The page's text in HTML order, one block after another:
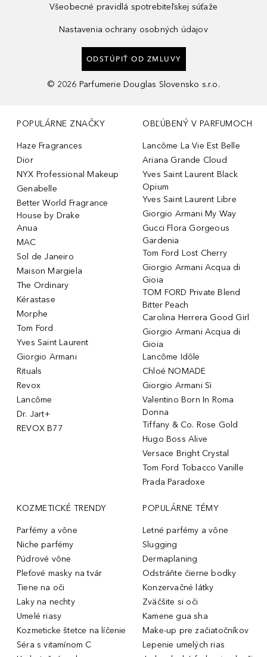
Všeobecné pravidlá spotrebiteľskej súťaže
Nastavenia ochrany osobných údajov
ODSTÚPIŤ OD ZMLUVY
© 2026 Parfumerie Douglas Slovensko s.r.o.
POPULÁRNE ZNAČKY
Haze Fragrances
Dior
NYX Professional Makeup
Genabelle
Better World Fragrance
House by Drake
Anua
MAC
Sol de Janeiro
Maison Margiela
The Ordinary
Kérastase
Morphe
Tom Ford
Yves Saint Laurent
Giorgio Armani
Rituals
Revox
Lancôme
Dr. Jart+
REVOX B77
OBĽÚBENÝ V PARFUMOCH
Lancôme La Vie Est Belle
Ariana Grande Cloud
Yves Saint Laurent Black
Opium
Yves Saint Laurent Libre
Giorgio Armani My Way
Gucci Flora Gorgeous
Gardenia
Tom Ford Lost Cherry
Giorgio Armani Acqua di
Gioia
TOM FORD Private Blend
Bitter Peach
Carolina Herrera Good Girl
Giorgio Armani Acqua di
Gioia
Lancôme Idôle
Chloé NOMADE
Giorgio Armani Sì
Valentino Born In Roma
Donna
Tiffany & Co. Rose Gold
Hugo Boss Alive
Versace Bright Crystal
Tom Ford Tobacco Vanille
Prada Paradoxe
KOZMETICKÉ TRENDY
Parfémy a vône
Niche parfémy
Púdrové vône
Pleťové masky na tvár
Tiene na oči
Laky na nechty
Umelé riasy
Kozmeticke štetce na líčenie
Séra s vitamínom C
POPULÁRNE TÉMY
Letné parfémy a vône
Slugging
Dermaplaning
Odstráňte čierne bodky
Konzervačné látky
Zväčšite si oči
Kamene gua sha
Make-up pre začiatočníkov
Lepenie umelých rias